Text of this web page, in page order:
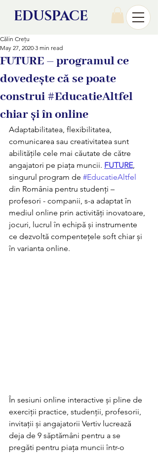
EDUSPACE
FUTURE – programul ce
dovedește că se poate
construi #EducatieAltfel
chiar și în online
Călin Crețu
May 27, 2020 3 min read
Adaptabilitatea, flexibilitatea,
comunicarea sau creativitatea sunt
abilitățile cele mai căutate de către
angajatori pe piața muncii. FUTURE,
singurul program de #EducatieAltfel
din România pentru studenți –
profesori - companii, s-a adaptat în
mediul online prin activități inovatoare,
jocuri, lucrul în echipă și instrumente
ce dezvoltă compentețele soft chiar și
în varianta online.
În sesiuni online interactive și pline de
exerciții practice, studenții, profesorii,
invitații și angajatorii Vertiv lucrează
deja de 9 săptămâni pentru a se
pregăti pentru piața muncii într-o